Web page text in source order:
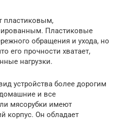
пластиковым,
Пластиковые
обращения и ухода, но
его прочности хватает,
нагрузки.
устройства более дорогим
и все
мясорубки имеют
корпус. Он обладает